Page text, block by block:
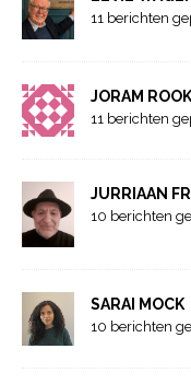
11 berichten
JORAM
11 berichten
JURRIAAN
10 berichten
SARAI MOCK
10 berichten